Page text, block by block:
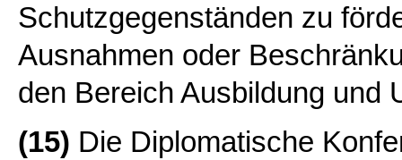
Schutzgegenständen zu
Ausnahmen oder
den Bereich Ausbildung und
(15) Die Diplomatische